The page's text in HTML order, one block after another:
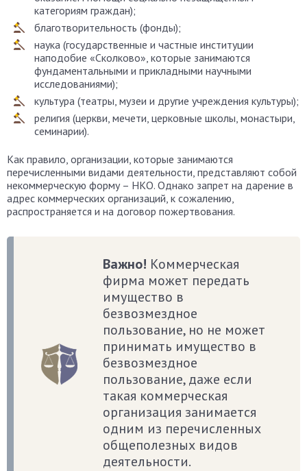
категориям граждан);
благотворительность (фонды);
наука (государственные и частные институции
наподобие «Сколково», которые занимаются
фундаментальными и прикладными научными
исследованиями);
культура (театры, музеи и другие учреждения культуры);
религия (церкви, мечети, церковные школы, монастыри,
семинарии).
Как правило, организации, которые занимаются
перечисленными видами деятельности, представляют собой
некоммерческую форму – НКО. Однако запрет на дарение в
адрес коммерческих организаций, к сожалению,
распространяется и на договор пожертвования.
Важно! Коммерческая
фирма может передать
имущество в
безвозмездное
пользование, но не может
принимать имущество в
безвозмездное
пользование, даже если
такая коммерческая
организация занимается
одним из перечисленных
общеполезных видов
деятельности.